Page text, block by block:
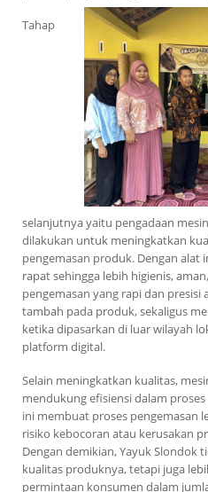
Tahap
selanjutnya yaitu pengadaan
dilakukan untuk meningkatkan
pengemasan produk. Dengan
rapat sehingga lebih higienis,
pengemasan yang rapi dan presisi
tambah pada produk, sekaligus
ketika dipasarkan di luar wilayah
platform digital.
Selain meningkatkan kualitas,
mendukung efisiensi dalam
ini membuat proses pengemasan
risiko kebocoran atau kerusakan
Dengan demikian, Yayuk Slondok
kualitas produknya, tetapi juga
permintaan konsumen dalam